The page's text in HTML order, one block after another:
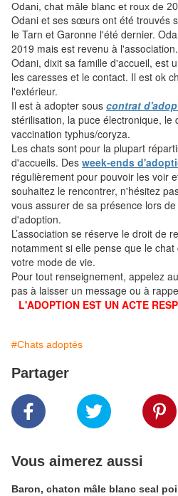
Odani, chat mâle blanc et roux de
Odani et ses sœurs ont été trouvés
le Tarn et Garonne l'été dernier.
2019 mais est revenu à
Odani, dixit sa famille d'accueil, est
les caresses et le contact. Il est ok
l'extérieur.
Il est à adopter sous contrat
stérilisation, la puce électronique, le
vaccination typhus/coryza.
Les chats sont pour la plupart
d'accueils. Des week-ends
régulièrement pour pouvoir les voir
souhaitez le rencontrer, n'hésitez
vous assurer de sa présence lors
d'adoption.
L’association se réserve le droit de
notamment si elle pense que le
votre mode de vie.
Pour tout renseignement, appelez
pas à laisser un message ou à
L'ADOPTION EST UN ACTE
#Chats adoptés
Partager
Vous aimerez aussi
Baron, chaton mâle blanc seal